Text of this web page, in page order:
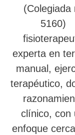
(Colegiada
5160)
experta en
manual,
terapéutico,
clínico, con
enfoque